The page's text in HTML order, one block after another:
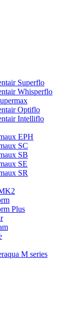
Superflo
Whisperflo
Optiflo
Intelliflo
EPH
SC
SB
SE
SR
Plus
M series